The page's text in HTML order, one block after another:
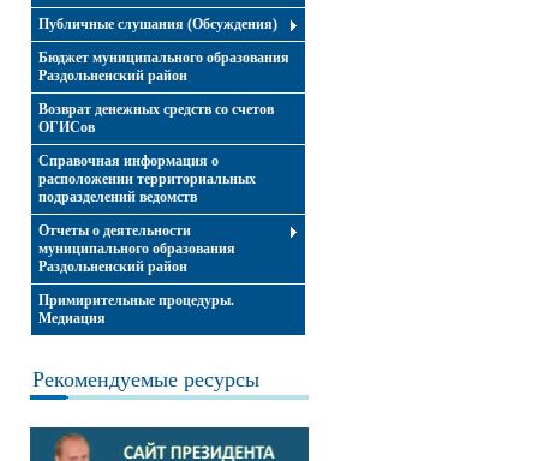
Публичные слушания (Обсуждения)
Бюджет муниципального образования
Раздольненский район
Возврат денежных средств со счетов
ОГИСов
Справочная информация о
расположении территориальных
подразделений ведомств
Отчеты о деятельности
муниципального образования
Раздольненский район
Примирительные процедуры.
Медиация
Рекомендуемые ресурсы